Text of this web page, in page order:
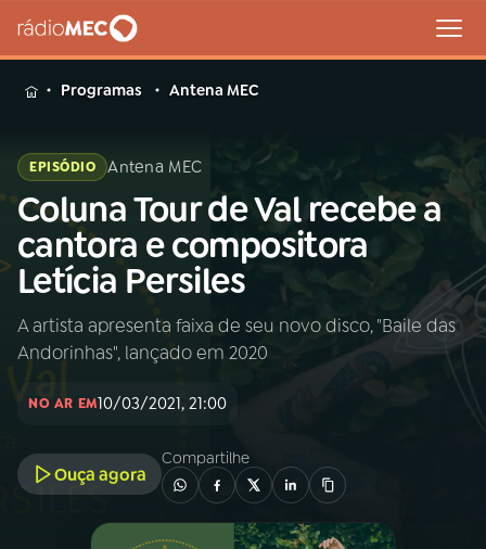
MENU
Buscar
na
Rádio
MEC
Buscar
Início AO VIVO
INÍCIO
A RÁDIO
PROGRAMAÇÃO
Programas Antena MEC
EPISÓDIO Antena MEC
Coluna Tour de Val recebe a
cantora e compositora
Letícia Persiles
A artista apresenta faixa de seu novo disco, "Baile das
Andorinhas", lançado em 2020
NO AR EM10/03/2021, 21:00
Ouça agora
Compartilhe